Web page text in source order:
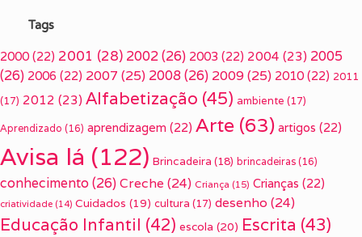
Tags
2000 (22) 2001 (28) 2002(26) 2003 (22) 2004 (23) 2005
(26) 2006 (22) 2007 (25) 2008(26) 2009(25) 2010 (22) 2011
(17) 2012 (23) Alfabetização (45) ambiente (17)
Aprendizado (16) aprendizagem (22) Arte (63) artigos (22)
Avisa lá (122) Brincadeira (18) brincadeiras (16)
conhecimento(26) Creche (24) Criança (15) Crianças (22)
criatividade (14) Cuidados (19) cultura (17) desenho (24)
Educação Infantil (42) escola (20) Escrita (43)